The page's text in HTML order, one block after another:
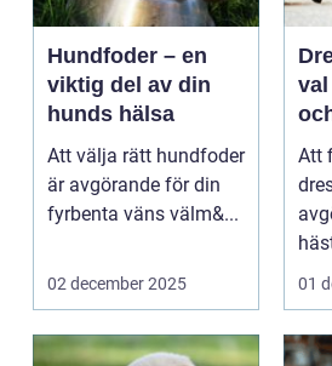
Hundfoder – en
viktig del av din
hunds hälsa
Att välja rätt hundfoder
är avgörande för din
fyrbenta väns välm&...
02 december 2025
Att
01